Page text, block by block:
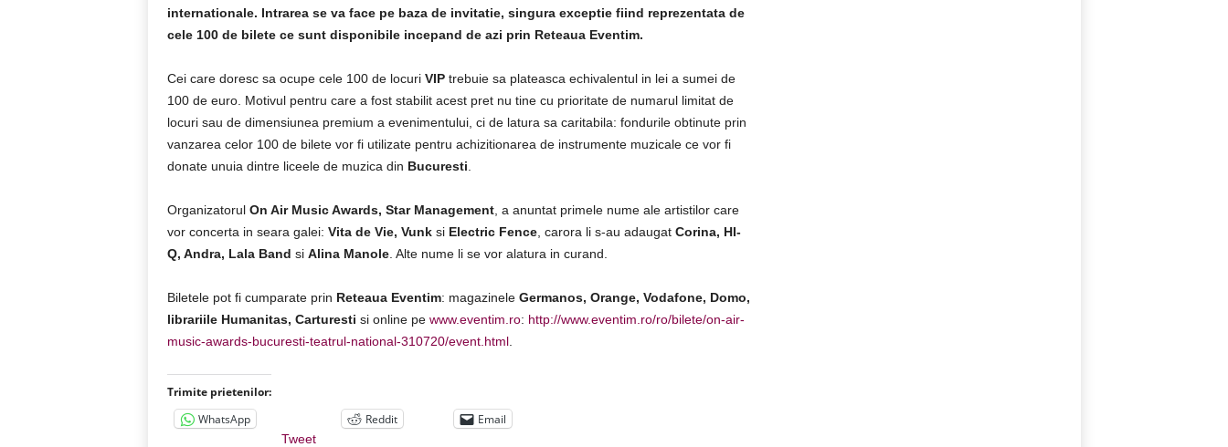
internationale. Intrarea se va face pe baza de invitatie, singura exceptie fiind reprezentata de
cele 100 de bilete ce sunt disponibile incepand de azi prin Reteaua Eventim.
Cei care doresc sa ocupe cele 100 de locuri VIPtrebuie sa plateasca echivalentul in lei a sumei de
100 de euro. Motivul pentru care a fost stabilit acest pret nu tine cu prioritate de numarul limitat de
locuri sau de dimensiunea premium a evenimentului, ci de latura sa caritabila: fondurile obtinute prin
vanzarea celor 100 de bilete vor fi utilizate pentru achizitionarea de instrumente muzicale ce vor fi
donate unuia dintre liceele de muzica din Bucuresti
Organizatorul On Air Music Awards, Star Management, a anuntat primele nume ale artistilor care
vor concerta in seara galei: Vita de Vie, Vunksi Electric Fence, carora li s-au adaugatCorina, HI-
Q, Andra, Lala Band si Alina Manole. Alte nume li se vor alatura in curand.
Biletele pot fi cumparate prin Reteaua Eventim: magazinele Germanos, Orange, Vodafone, Domo,
librariile Humanitas, Carturesti si online pe www.eventim.ro: http://www.eventim.ro/ro/bilete/on-air-
music-awards-bucuresti-teatrul-national-310720/event.html.
Trimite prietenilor:
WhatsApp
Tweet
Reddit Email